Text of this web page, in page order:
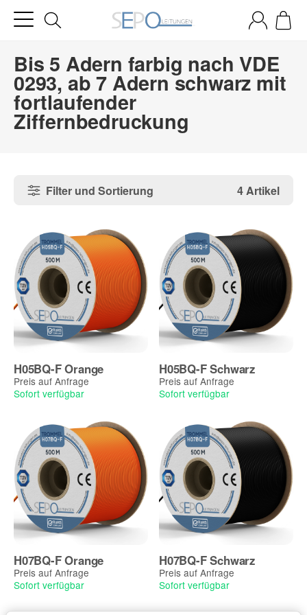
Bis 5 Adern farbig nach VDE
0293, ab 7 Adern schwarz mit
fortlaufender
Ziffernbedruckung
Filter und Sortierung 4 Artikel
H05BQ-F Orange
Preis auf Anfrage
Sofort verfügbar
H05BQ-F Schwarz
Preis auf Anfrage
Sofort verfügbar
H07BQ-F Orange
Preis auf Anfrage
Sofort verfügbar
H07BQ-F Schwarz
Preis auf Anfrage
Sofort verfügbar